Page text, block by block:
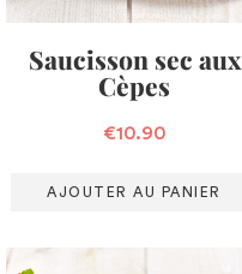
Saucisson sec aux
Cèpes
€10.90
AJOUTER AU PANIER